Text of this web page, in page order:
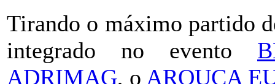
Tirando o máximo partido
integrado no evento
ADRIMAG, o AROUCA